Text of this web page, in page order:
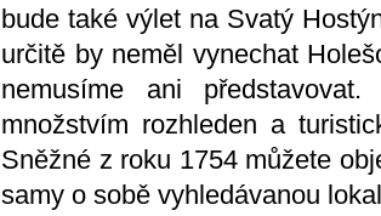
bude také výlet na Svatý
určitě by neměl vynechat
nemusíme ani
množstvím rozhleden a
Sněžné z roku 1754 můžete
samy o sobě vyhledávanou